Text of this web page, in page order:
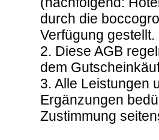
durch die
Verfügung gestellt.
2. Diese AGB
dem
3. Alle Leistungen
Ergänzungen
Zustimmung